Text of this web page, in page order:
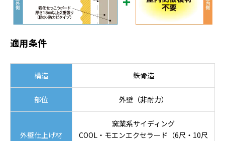
適用条件
構造 鉄骨造
部位 外壁（非耐力）
外壁仕上げ材
窯業系サイディング
COOL・モエンエクセラード（6尺・10尺